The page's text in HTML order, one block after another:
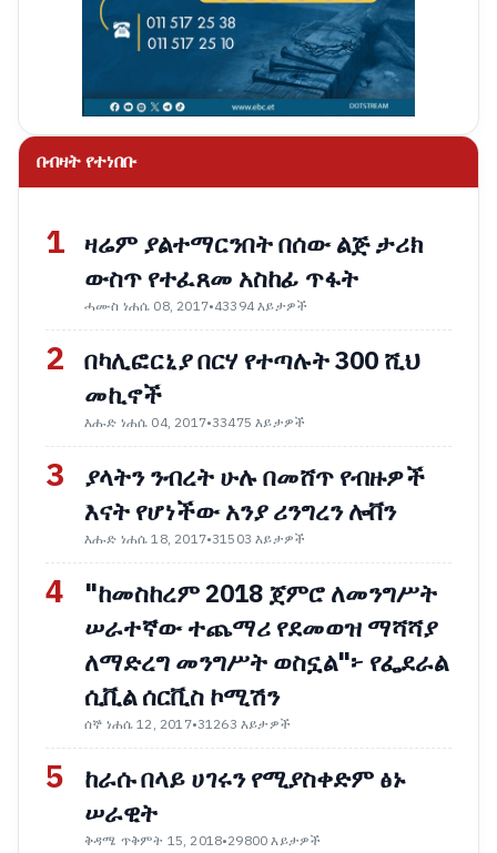
በብዛት የተነበቡ
1 ዛሬም ያልተማርንበት በሰው ልጅ ታሪክ
ውስጥ የተፈጸመ አስከፊ ጥፋት
ሓሙስ ነሐሴ 08, 2017•43394 እይታዎች
2 በካሊፎርኒያ በርሃ የተጣሉት 300 ሺህ
መኪኖች
እሑድ ነሐሴ 04, 2017•33475 እይታዎች
3
ያላትን ንብረት ሁሉ በመሸጥ የብዙዎች
እናት የሆነችው አንያ ሪንግረን ሎቨን
እሑድ ነሐሴ 18, 2017•31503 እይታዎች
4
"ከመስከረም 2018 ጀምሮ ለመንግሥት
ሠራተኛው ተጨማሪ የደመወዝ ማሻሻያ
ለማድረግ መንግሥት ወስኗል"፦ የፌደራል
ሲቪል ሰርቪስ ኮሚሽን
ሰኞ ነሐሴ 12, 2017•31263 እይታዎች
5
ከራሱ በላይ ሀገሩን የሚያስቀድም ፅኑ
ሠራዊት
ቅዳሜ ጥቅምት 15, 2018•29800 እይታዎች